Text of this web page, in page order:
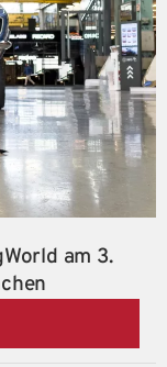
am 3.